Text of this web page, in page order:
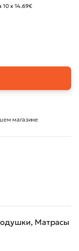
10 x 14.69€
магазине
, Матрасы